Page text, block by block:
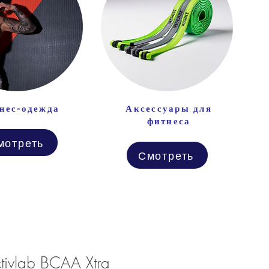
одежда
Аксессуары для
фитнеса
Смотреть
BCAA Xtra